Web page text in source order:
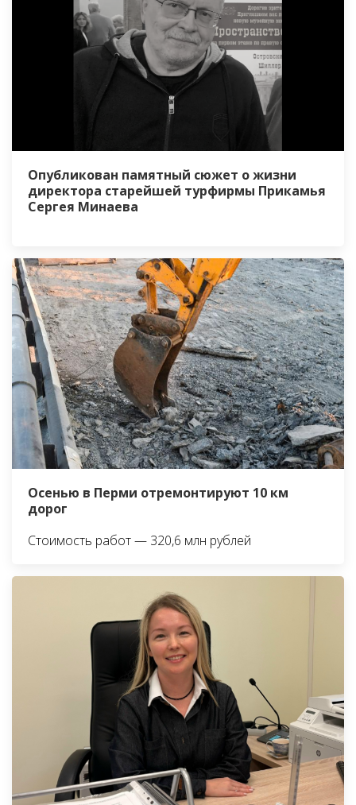
Опубликован памятный сюжет о жизни
директора старейшей турфирмы Прикамья
Сергея Минаева
Осенью в Перми отремонтируют 10 км
дорог
Стоимость работ — 320,6 млн рублей